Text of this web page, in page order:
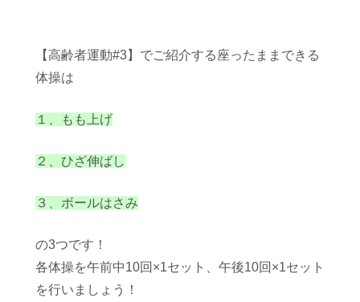
【高齢者運動#3】でご紹介する座ったままできる
体操は
１、もも上げ
２、ひざ伸ばし
３、ボールはさみ
の3つです！
各体操を午前中10回×1セット、午後10回×1セット
を行いましょう！